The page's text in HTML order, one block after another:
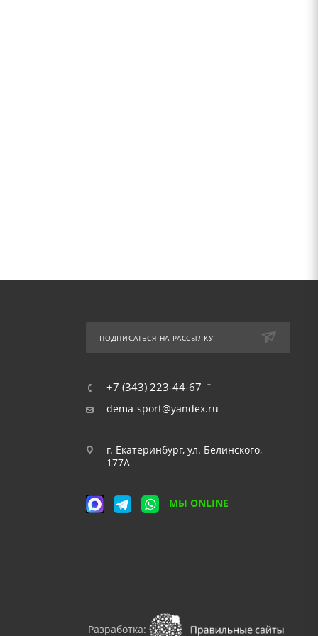
ПОДПИСАТЬСЯ НА РАССЫЛКУ
+7 (343) 223-44-67
dema-sport@yandex.ru
г. Екатеринбург, ул. Белинского,
177А
МЫ ONLINE
Разработка: